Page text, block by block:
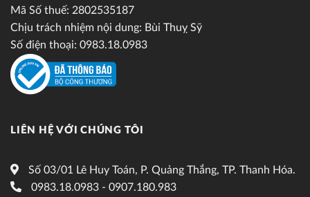
Mã Số thuế: 2802535187
Chịu trách nhiệm nội dung: Bùi Thuỵ Sỹ
Số điện thoại: 0983.18.0983
LIÊN HỆ VỚI CHÚNG TÔI
Số 03/01 Lê Huy Toán, P. Quảng Thắng, TP. Thanh Hóa.
0983.18.0983 - 0907.180.983